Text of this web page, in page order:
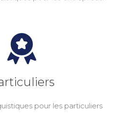
pour les particuliers